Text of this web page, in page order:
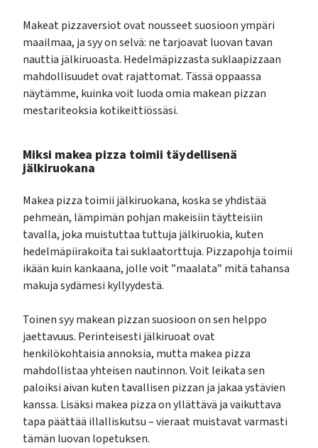
Makeat pizzaversiot ovat nousseet suosioon ympäri
maailmaa, ja syy on selvä: ne tarjoavat luovan tavan
nauttia jälkiruoasta. Hedelmäpizzasta suklaapizzaan
mahdollisuudet ovat rajattomat. Tässä oppaassa
näytämme, kuinka voit luoda omia makean pizzan
mestariteoksia kotikeittiössäsi.
Miksi makea pizza toimii täydellisenä
jälkiruokana
Makea pizza toimii jälkiruokana, koska se yhdistää
pehmeän, lämpimän pohjan makeisiin täytteisiin
tavalla, joka muistuttaa tuttuja jälkiruokia, kuten
hedelmäpiirakoita tai suklaatorttuja. Pizzapohja toimii
ikään kuin kankaana, jolle voit ”maalata” mitä tahansa
makuja sydämesi kyllyydestä.
Toinen syy makean pizzan suosioon on sen helppo
jaettavuus. Perinteisesti jälkiruoat ovat
henkilökohtaisia annoksia, mutta makea pizza
mahdollistaa yhteisen nautinnon. Voit leikata sen
paloiksi aivan kuten tavallisen pizzan ja jakaa ystävien
kanssa. Lisäksi makea pizza on yllättävä ja vaikuttava
tapa päättää illalliskutsu – vieraat muistavat varmasti
tämän luovan lopetuksen.